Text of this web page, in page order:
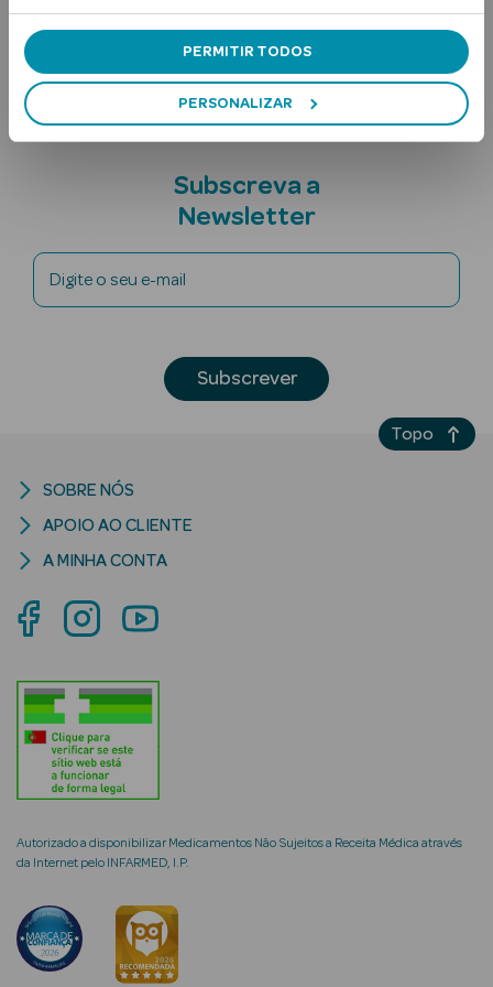
PERMITIR TODOS
PERSONALIZAR
Corpo
Rosto e
Ver Tudo
Cosmética
Rosto
Hidratantes
Séruns Faciais
Anti-
envelhecimento
Nota adicional
Subscreva a
Newsletter
Digite o seu e-mail
Subscrever
Autorizado a disponibilizar Medicamentos Não Sujeitos a Receita Médica através
da Internet pelo INFARMED, I.P.
SOBRE NÓS
APOIO AO CLIENTE
A MINHA CONTA
Topo